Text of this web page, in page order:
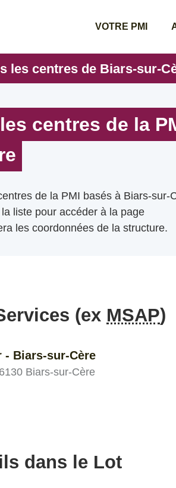
VOTRE PMI
les centres de Biars-sur-
centres de la
de la PMI basés à Biars-sur-
liste pour accéder à la page
les coordonnées de la structure.
(ex MSAP)
- Biars-sur-Cère
Biars-sur-Cère
dans le Lot